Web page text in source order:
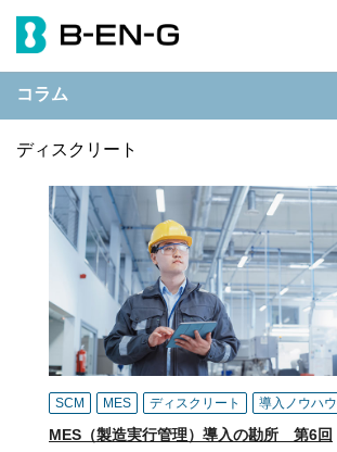
コラム
ディスクリート
SCM MES ディスクリート 導入ノウハウ
MES（製造実行管理）導入の勘所 第6回